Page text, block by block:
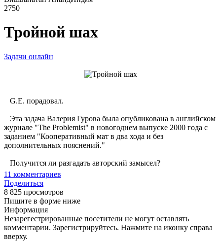
2750
Тройной шах
Задачи онлайн
G.E. порадовал.
Эта задача Валерия Гурова была опубликована в английском
журнале "The Problemist" в новогоднем выпуске 2000 года с
заданием "Кооперативный мат в два хода и без
дополнительных пояснений."
Получится ли разгадать авторский замысел?
11 комментариев
Поделиться
8 825 просмотров
Пишите в форме ниже
Информация
Незарегестрированные посетители не могут оставлять
комментарии. Зарегистрируйтесь. Нажмите на иконку справа
вверху.